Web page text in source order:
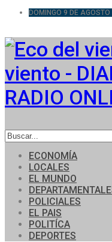
DOMINGO 9 DE
viento -
RADIO
ECONOMÍA
LOCALES
EL MUNDO
POLICIALES
EL PAIS
POLITÍCA
DEPORTES